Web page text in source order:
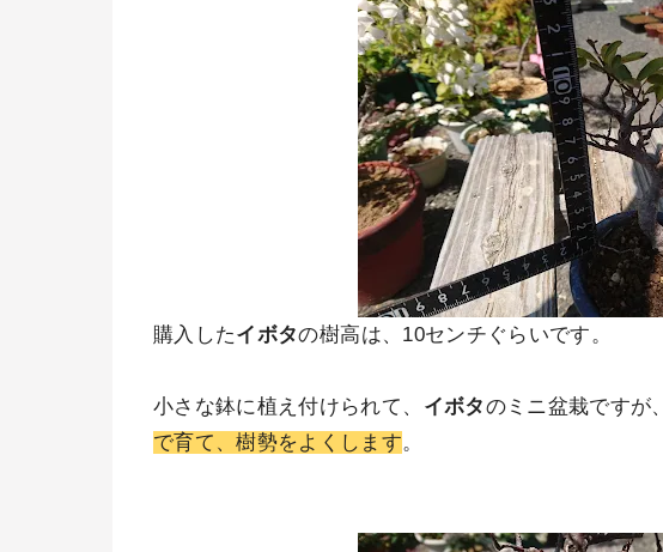
購入したイボタの樹高は、10センチぐらいです。
小さな鉢に植え付けられて、 イボタのミニ盆栽ですが、
で育て、樹勢をよくします。